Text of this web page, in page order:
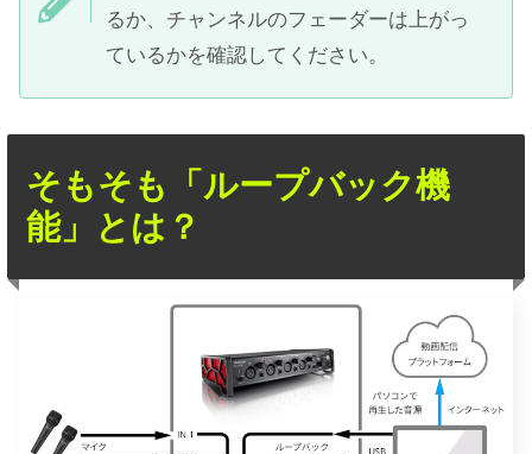
るか、チャンネルのフェーダーは上がっ
ているかを確認してください。
そもそも「ループバック機
能」とは？